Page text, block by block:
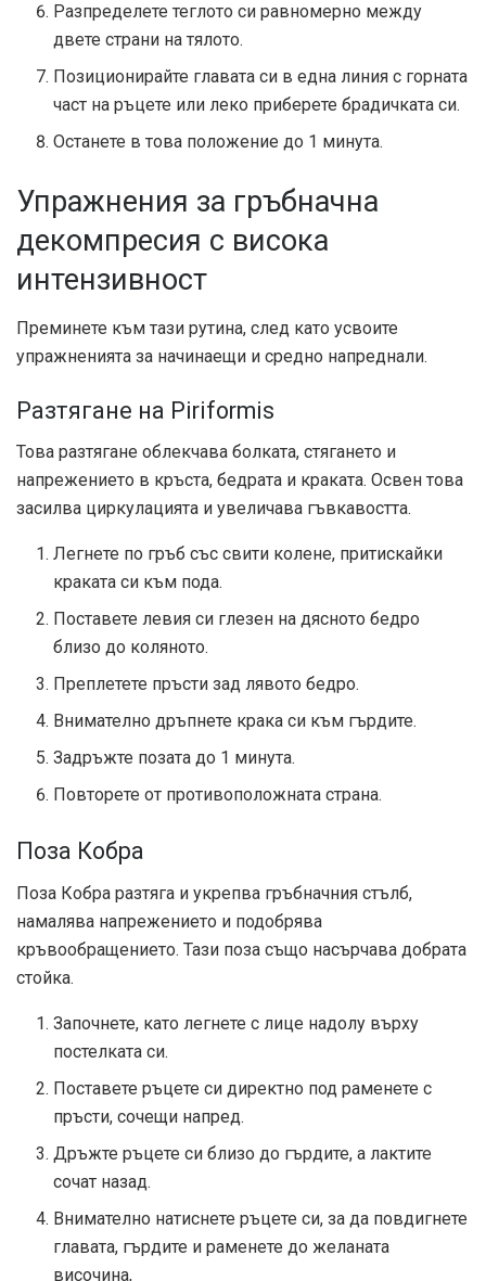
Разпределете теглото си равномерно между
двете страни на тялото.
Позиционирайте главата си в една линия с горната
част на ръцете или леко приберете брадичката си.
Останете в това положение до 1 минута.
Упражнения за гръбначна
декомпресия с висока
интензивност
Преминете към тази рутина, след като усвоите
упражненията за начинаещи и средно напреднали.
Разтягане на Piriformis
Това разтягане облекчава болката, стягането и
напрежението в кръста, бедрата и краката. Освен това
засилва циркулацията и увеличава гъвкавостта.
Легнете по гръб със свити колене, притискайки
краката си към пода.
Поставете левия си глезен на дясното бедро
близо до коляното.
Преплетете пръсти зад лявото бедро.
Внимателно дръпнете крака си към гърдите.
Задръжте позата до 1 минута.
Повторете от противоположната страна.
Поза Кобра
Поза Кобра разтяга и укрепва гръбначния стълб,
намалява напрежението и подобрява
кръвообращението. Тази поза също насърчава добрата
стойка.
Започнете, като легнете с лице надолу върху
постелката си.
Поставете ръцете си директно под раменете с
пръсти, сочещи напред.
Дръжте ръцете си близо до гърдите, а лактите
сочат назад.
Внимателно натиснете ръцете си, за да повдигнете
главата, гърдите и раменете до желаната
височина,